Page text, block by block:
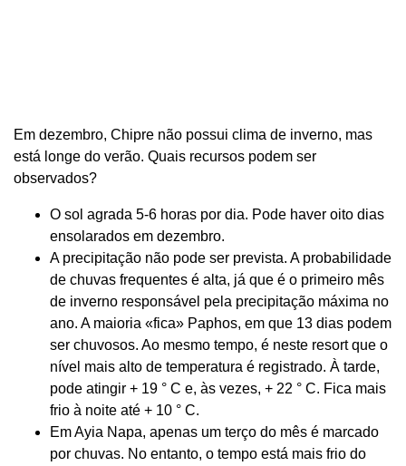
Em dezembro, Chipre não possui clima de inverno, mas
está longe do verão. Quais recursos podem ser
observados?
O sol agrada 5-6 horas por dia. Pode haver oito dias
ensolarados em dezembro.
A precipitação não pode ser prevista. A probabilidade
de chuvas frequentes é alta, já que é o primeiro mês
de inverno responsável pela precipitação máxima no
ano. A maioria «fica» Paphos, em que 13 dias podem
ser chuvosos. Ao mesmo tempo, é neste resort que o
nível mais alto de temperatura é registrado. À tarde,
pode atingir + 19 ° C e, às vezes, + 22 ° C. Fica mais
frio à noite até + 10 ° C.
Em Ayia Napa, apenas um terço do mês é marcado
por chuvas. No entanto, o tempo está mais frio do